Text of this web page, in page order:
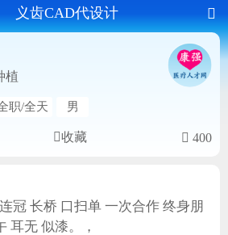
义齿CAD代设计 
植
职/全天 男
收藏  400
冠 长桥 口扫单 一次合作 终身朋
耳无 似漆。，